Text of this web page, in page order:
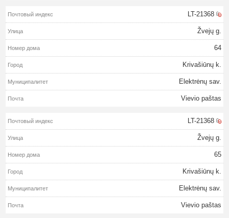
LT-21368
Žvejų g.
64
Krivašiūnų k.
Elektrėnų sav.
Vievio paštas
LT-21368
Žvejų g.
65
Krivašiūnų k.
Elektrėnų sav.
Vievio paštas